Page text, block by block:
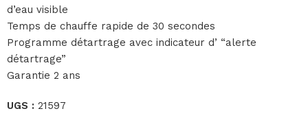
d’eau visible
Temps de chauffe rapide de 30 secondes
Programme détartrage avec indicateur d’ “alerte
détartrage”
Garantie 2 ans
UGS : 21597